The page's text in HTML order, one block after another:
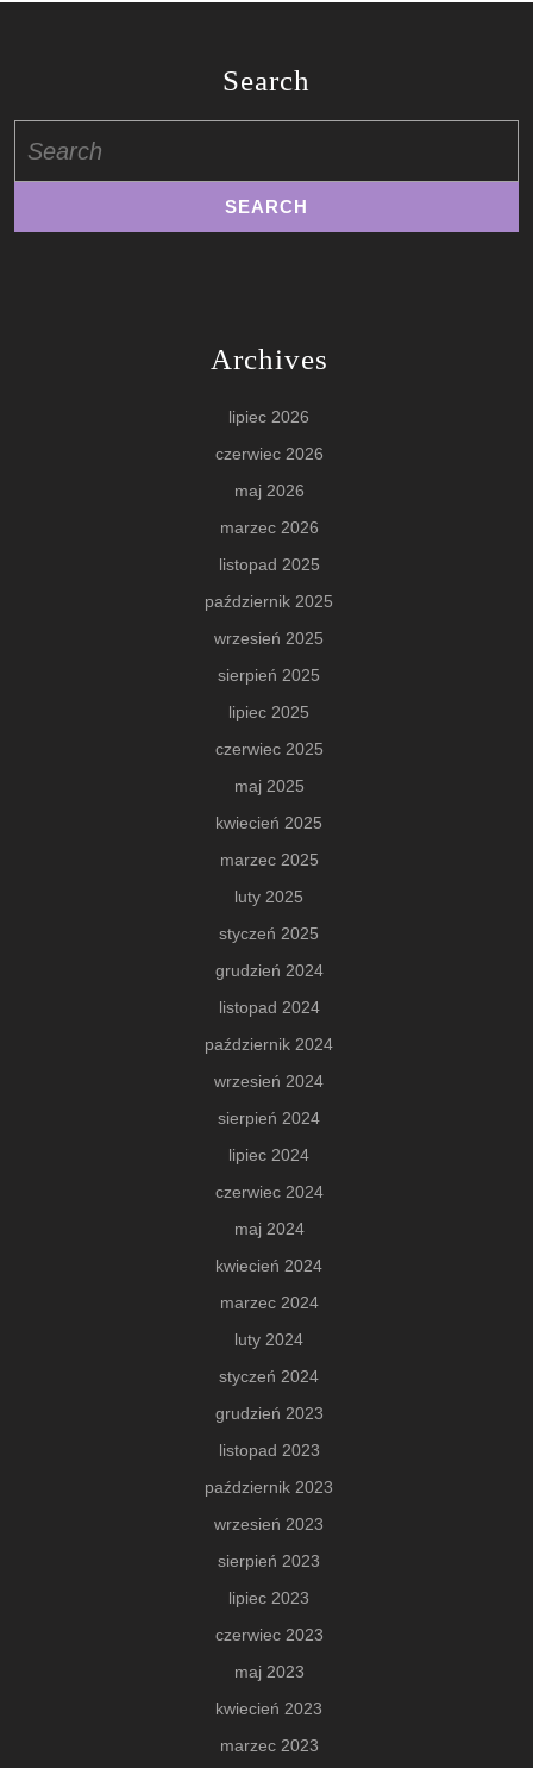
Search
for:
Archives
lipiec 2026
czerwiec 2026
maj 2026
marzec 2026
listopad 2025
październik 2025
wrzesień 2025
sierpień 2025
lipiec 2025
czerwiec 2025
maj 2025
kwiecień 2025
marzec 2025
luty 2025
styczeń 2025
grudzień 2024
listopad 2024
październik 2024
wrzesień 2024
sierpień 2024
lipiec 2024
czerwiec 2024
maj 2024
kwiecień 2024
marzec 2024
luty 2024
styczeń 2024
grudzień 2023
listopad 2023
październik 2023
wrzesień 2023
sierpień 2023
lipiec 2023
czerwiec 2023
maj 2023
kwiecień 2023
marzec 2023